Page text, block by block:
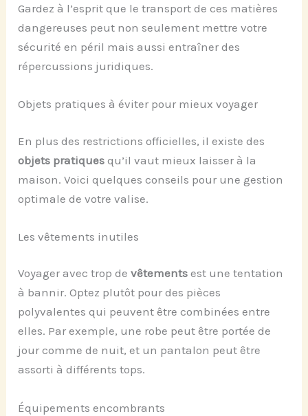
Gardez à l’esprit que le transport de ces matières
dangereuses peut non seulement mettre votre
sécurité en péril mais aussi entraîner des
répercussions juridiques.
Objets pratiques à éviter pour mieux voyager
En plus des restrictions officielles, il existe des
objets pratiques qu’il vaut mieux laisser à la
maison. Voici quelques conseils pour une gestion
optimale de votre valise.
Les vêtements inutiles
Voyager avec trop devêtements est une tentation
à bannir. Optez plutôt pour des pièces
polyvalentes qui peuvent être combinées entre
elles. Par exemple, une robe peut être portée de
jour comme de nuit, et un pantalon peut être
assorti à différents tops.
Équipements encombrants